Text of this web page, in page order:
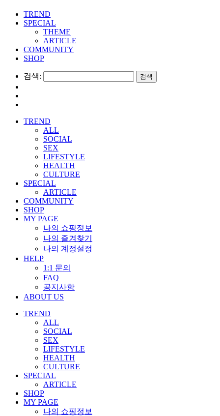
TREND
SPECIAL
THEME
ARTICLE
COMMUNITY
SHOP
검색:
TREND
ALL
SOCIAL
SEX
LIFESTYLE
HEALTH
CULTURE
SPECIAL
ARTICLE
COMMUNITY
SHOP
MY PAGE
나의 쇼핑정보
나의 즐겨찾기
나의 계정설정
HELP
1:1 문의
FAQ
공지사항
ABOUT US
TREND
ALL
SOCIAL
SEX
LIFESTYLE
HEALTH
CULTURE
SPECIAL
ARTICLE
SHOP
MY PAGE
나의 쇼핑정보